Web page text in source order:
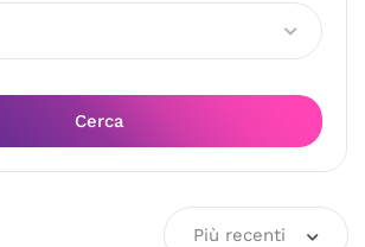
Cerca
Più recenti